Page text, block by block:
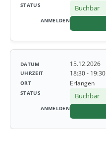
Buchbar
15.12.2026
18:30 - 19:30
Erlangen
Buchbar